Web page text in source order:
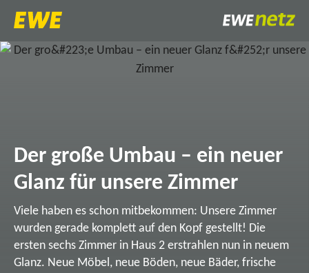
Der große Umbau – ein neuer
Glanz für unsere Zimmer
Viele haben es schon mitbekommen: Unsere Zimmer
wurden gerade komplett auf den Kopf gestellt! Die
ersten sechs Zimmer in Haus 2 erstrahlen nun in neuem
Glanz. Neue Möbel, neue Böden, neue Bäder, frische